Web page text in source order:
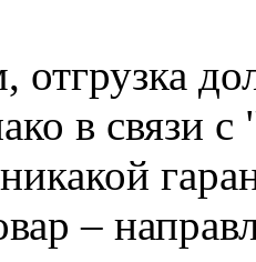
отгрузка
в связи
–